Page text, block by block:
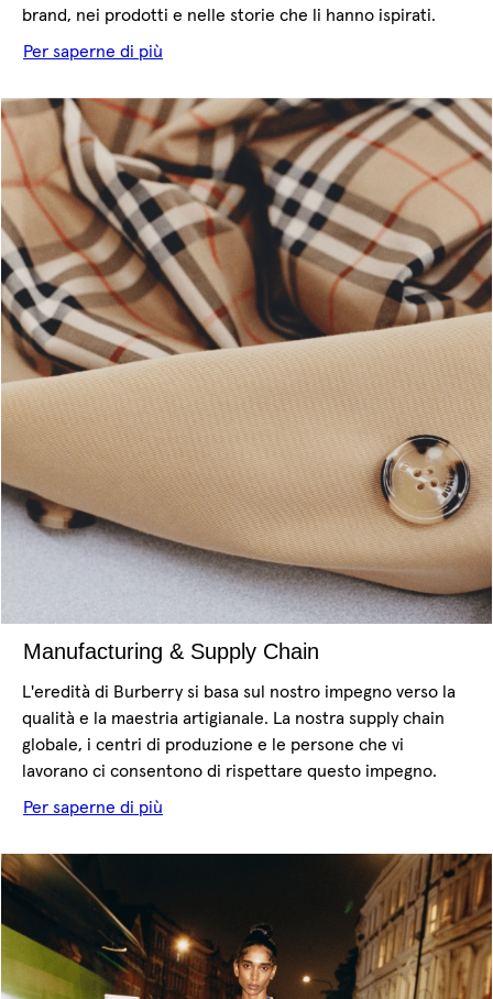
brand, nei prodotti e nelle storie che li hanno ispirati.
Per saperne di più
Manufacturing & Supply Chain
L'eredità di Burberry si basa sul nostro impegno verso la
qualità e la maestria artigianale. La nostra supply chain
globale, i centri di produzione e le persone che vi
lavorano ci consentono di rispettare questo impegno.
Per saperne di più